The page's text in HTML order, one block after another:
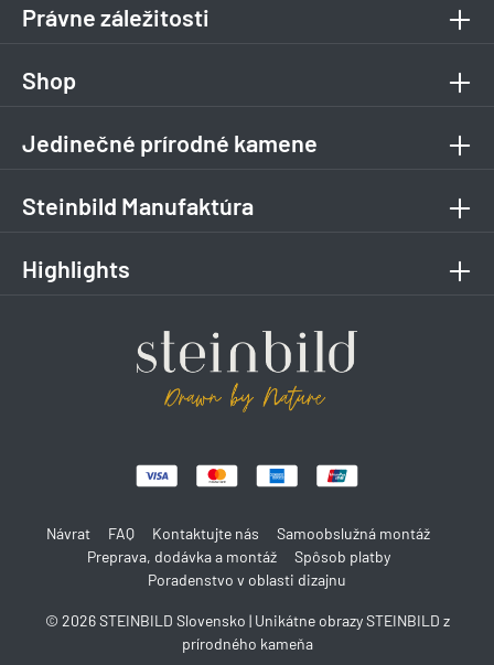
Právne záležitosti
Shop
Jedinečné prírodné kamene
Steinbild Manufaktúra
Highlights
© 2026 STEINBILD Slovensko | Unikátne obrazy STEINBILD z
prírodného kameňa
Návrat FAQ Kontaktujte nás
Samoobslužná montáž
Preprava, dodávka a montáž
Spôsob platby
Poradenstvo v oblasti dizajnu